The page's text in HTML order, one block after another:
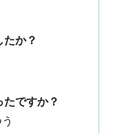
たか？
ですか？